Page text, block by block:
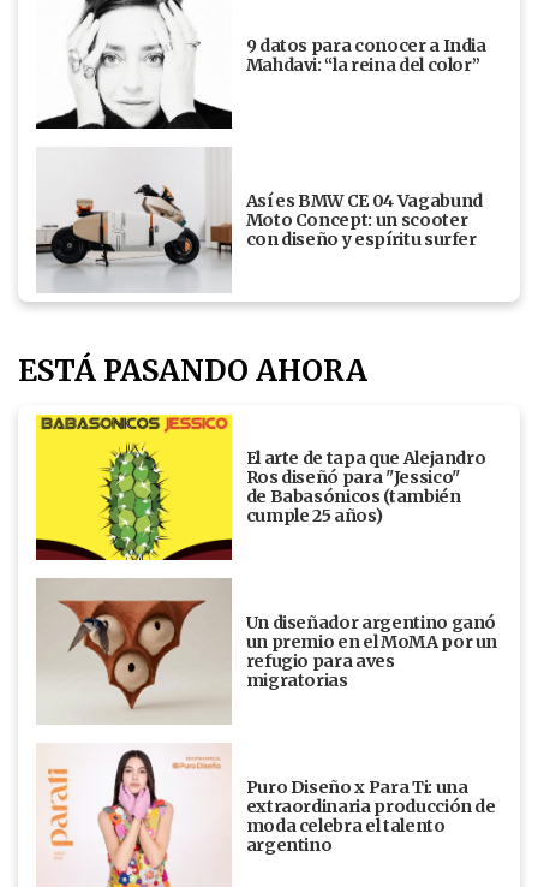
9 datos para conocer a India
Mahdavi: “la reina del color”
Así es BMW CE 04 Vagabund
Moto Concept: un scooter
con diseño y espíritu surfer
ESTÁ PASANDO AHORA
El arte de tapa que Alejandro
Ros diseñó para "Jessico"
de Babasónicos (también
cumple 25 años)
Un diseñador argentino ganó
un premio en el MoMA por un
refugio para aves
migratorias
Puro Diseño x Para Ti: una
extraordinaria producción de
moda celebra el talento
argentino